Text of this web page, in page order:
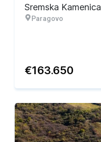
Sremska Kamenica
Paragovo
€163.650